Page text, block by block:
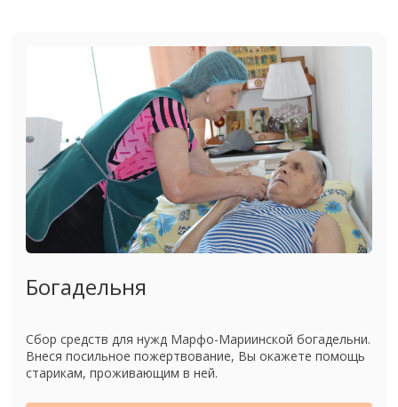
Богадельня
Сбор средств для нужд Марфо-Мариинской богадельни.
Внеся посильное пожертвование, Вы окажете помощь
старикам, проживающим в ней.